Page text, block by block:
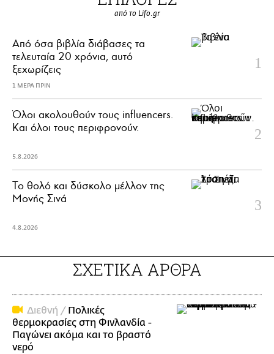
από το Lifo.gr
Από όσα βιβλία διάβασες τα
τελευταία 20 χρόνια, αυτό
ξεχωρίζεις
1 ΜΕΡΑ ΠΡΙΝ
Όλοι ακολουθούν τους influencers.
Και όλοι τους περιφρονούν.
5.8.2026
Το θολό και δύσκολο μέλλον της
Μονής Σινά
4.8.2026
ΣΧΕΤΙΚΑ ΑΡΘΡΑ
Διεθνή / Πολικές
θερμοκρασίες στη Φινλανδία -
Παγώνει ακόμα και το βραστό
νερό